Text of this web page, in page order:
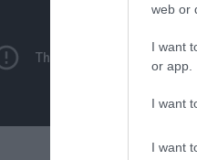
web or
I want
or app.
I want
I want